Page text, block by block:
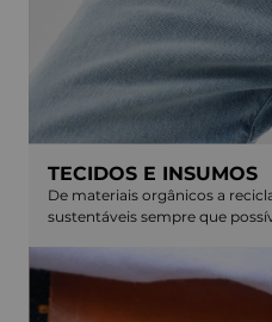
TECIDOS E INSUMOS
De materiais orgânicos a
sustentáveis sempre que